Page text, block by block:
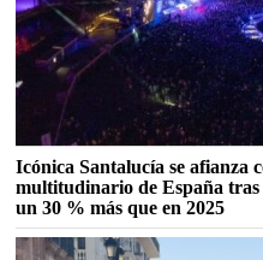
Icónica Santalucía se afianza
multitudinario de España tras
un 30 % más que en 2025